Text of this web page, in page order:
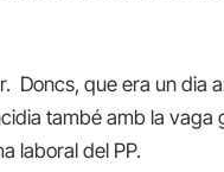
Doncs, que era un dia
també amb la vaga
laboral del PP.